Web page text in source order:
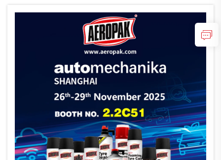
Шанхайга чыгышып кетти, ошондуктан ...